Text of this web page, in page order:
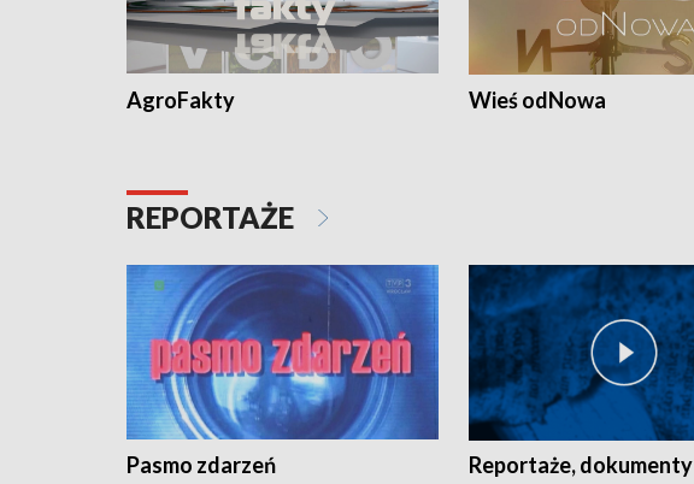
AgroFakty Wieś odNowa
REPORTAŻE
Pasmo zdarzeń Reportaże, dokumenty